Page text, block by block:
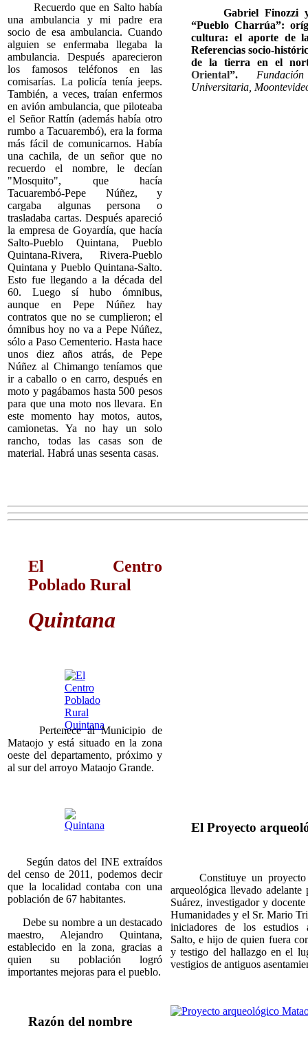
Recuerdo que en Salto había
una ambulancia y mi padre era
socio de esa ambulancia. Cuando
alguien se enfermaba llegaba la
ambulancia. Después aparecieron
los famosos teléfonos en las
comisarías. La policía tenía jeeps.
También, a veces, traían enfermos
en avión ambulancia, que piloteaba
el Señor Rattín (además había otro
rumbo a Tacuarembó), era la forma
más fácil de comunicarnos. Había
una cachila, de un señor que no
recuerdo el nombre, le decían
"Mosquito", que hacía
Tacuarembó-Pepe Núñez, y
cargaba algunas persona o
trasladaba cartas. Después apareció
la empresa de Goyardía, que hacía
Salto-Pueblo Quintana, Pueblo
Quintana-Rivera, Rivera-Pueblo
Quintana y Pueblo Quintana-Salto.
Esto fue llegando a la década del
60. Luego sí hubo ómnibus,
aunque en Pepe Núñez hay
contratos que no se cumplieron; el
ómnibus hoy no va a Pepe Núñez,
sólo a Paso Cementerio. Hasta hace
unos diez años atrás, de Pepe
Núñez al Chimango teníamos que
ir a caballo o en carro, después en
moto y pagábamos hasta 500 pesos
para que una moto nos llevara. En
este momento hay motos, autos,
camionetas. Ya no hay un solo
rancho, todas las casas son de
material. Habrá unas sesenta casas.
Gabriel Finozzi
“Pueblo Charrúa”:
cultura: el aporte de
Referencias socio-
de la tierra en el
Oriental”.
Universitaria,
El Centro
Poblado Rural
Quintana
Pertenece al Municipio de
Mataojo y está situado en la zona
oeste del departamento, próximo y
al sur del arroyo Mataojo Grande.
Según datos del INE extraídos
del censo de 2011, podemos decir
que la localidad contaba con una
población de 67 habitantes.
Debe su nombre a un destacado
maestro, Alejandro Quintana,
establecido en la zona, gracias a
quien su población logró
importantes mejoras para el pueblo.
Razón del nombre
El Proyecto
Constituye un proyecto
arqueológica llevado
Suárez, investigador y
Humanidades y el Sr. Mario
iniciadores de los estudios
Salto, e hijo de quien fuera
y testigo del hallazgo en el
vestigios de antiguos